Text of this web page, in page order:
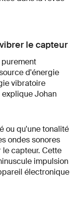
le capteur
d'énergie
vibratoire
explique Johan
ou qu'une tonalité
ondes sonores
capteur. Cette
impulsion
électronique